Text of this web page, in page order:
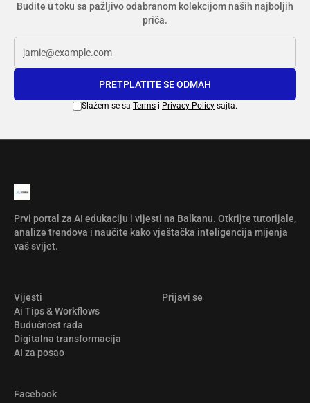
Budite u toku sa pažljivo odabranom kolekcijom naših najboljih
priča.
PRETPLATITE SE ODMAH
Slažem se sa Terms i Privacy Policy sajta.
Prvi portal za AI edukaciju i vijesti na Balkanu. Otkrijte tutorijale,
analize trendova i naučite kako vještačka inteligencija mijenja
vaš svijet.
Vijesti
Ai Tips & Workflows
Budućnost rada
Digitalna transformacija
AI za posao
Prijavi se
Facebook